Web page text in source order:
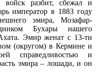
разбит, сбежал и
император в 1883 году
эмира, Мозафар-
Бухары нашего
Эмир женат с 13-ти
(округом) в Кермине и
справедливостью и
эмира – лошади, и он